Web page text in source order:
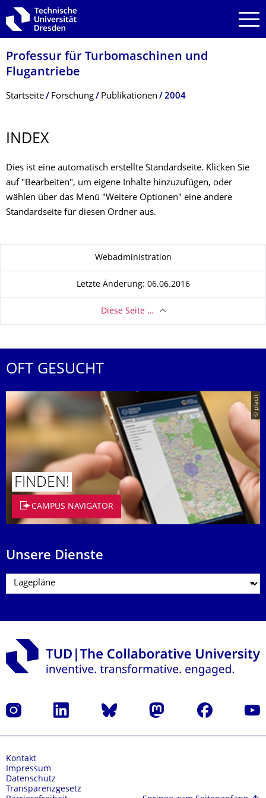
Zur Hauptnavigation springen
Zur Suche springen
Zum Inhalt springen
Professur für Turbomaschinen und
Flugantriebe
Breadcrumb-Menü
Startseite Forschung Publikationen 2004
INDEX
Dies ist eine automatisch erstellte Standardseite. Klicken Sie
auf "Bearbeiten", um eigene Inhalte hinzuzufügen, oder
wählen über das Menü "Weitere Optionen" eine andere
Standardseite für diesen Ordner aus.
Webadministration
Letzte Änderung: 06.06.2016
Diese Seite …
OFT GESUCHT
© placit
FINDEN!
CAMPUS NAVIGATOR
Unsere Dienste
Instagram LinkedIn Bluesky Mastodon Facebook
Kontakt
Impressum
Datenschutz
Transparenzgesetz